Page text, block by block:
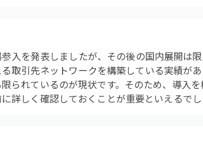
入を発表しましたが、その後の国内展開は
取引先ネットワークを構築している実績が
られているのが現状です。そのため、導入
詳しく確認しておくことが重要といえるでし